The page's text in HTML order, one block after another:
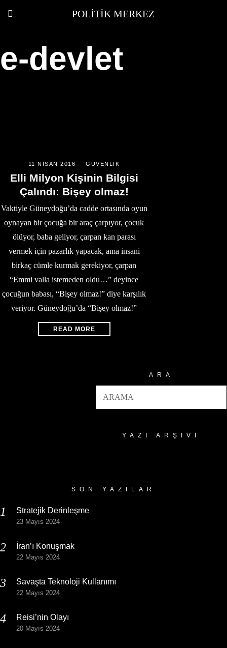
POLITIK MERKEZ
e-devlet
11 NISAN 2016 GÜVENLIK
Elli Milyon Kişinin Bilgisi
Çalındı: Bişey olmaz!
Vaktiyle Güneydoğu’da cadde ortasında oyun
oynayan bir çocuğa bir araç çarpıyor, çocuk
ölüyor, baba geliyor, çarpan kan parası
vermek için pazarlık yapacak, ama insani
birkaç cümle kurmak gerekiyor, çarpan
“Emmi valla istemeden oldu…” deyince
çocuğun babası, “Bişey olmaz!” diye karşılık
veriyor. Güneydoğu’da “Bişey olmaz!”
READ MORE
ARA
YAZI ARŞIVI
SON YAZILAR
Stratejik Derinleşme
23 Mayıs 2024
İran’ı Konuşmak
22 Mayıs 2024
Savaşta Teknoloji Kullanımı
22 Mayıs 2024
Reisi’nin Olayı
20 Mayıs 2024